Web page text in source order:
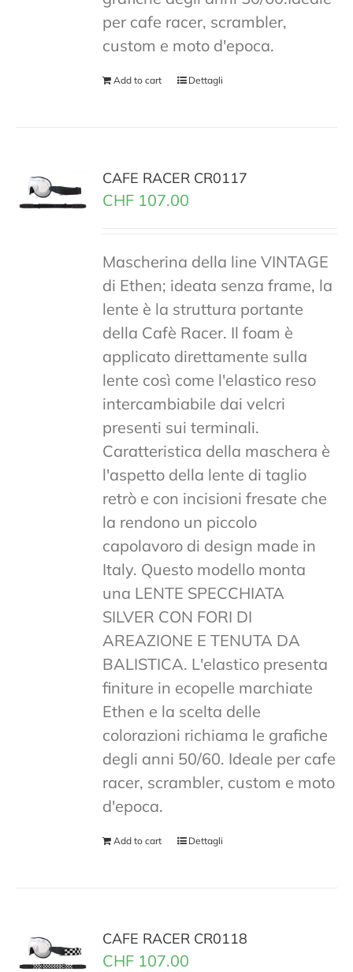
per cafe racer, scrambler,
custom e moto d'epoca.
Add to cart Dettagli
CAFE RACER CR0117
CHF 107.00
Mascherina della line VINTAGE
di Ethen; ideata senza frame, la
lente è la struttura portante
della Cafè Racer. Il foam è
applicato direttamente sulla
lente così come l'elastico reso
intercambiabile dai velcri
presenti sui terminali.
Caratteristica della maschera è
l'aspetto della lente di taglio
retrò e con incisioni fresate che
la rendono un piccolo
capolavoro di design made in
Italy. Questo modello monta
una LENTE SPECCHIATA
SILVER CON FORI DI
AREAZIONE E TENUTA DA
BALISTICA. L'elastico presenta
finiture in ecopelle marchiate
Ethen e la scelta delle
colorazioni richiama le grafiche
degli anni 50/60. Ideale per cafe
racer, scrambler, custom e moto
d'epoca.
Add to cart Dettagli
CAFE RACER CR0118
CHF 107.00